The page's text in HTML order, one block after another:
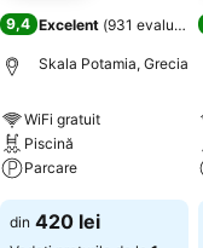
9,4 Excelent (931 evaluări
Skala Potamia, Grecia
WiFi gratuit
Piscină
Parcare
Vedeți prețurile
din 420 lei